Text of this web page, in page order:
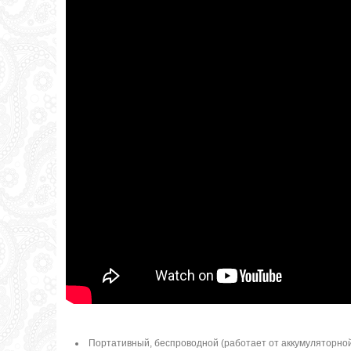
Портативный, беспроводной (работает от